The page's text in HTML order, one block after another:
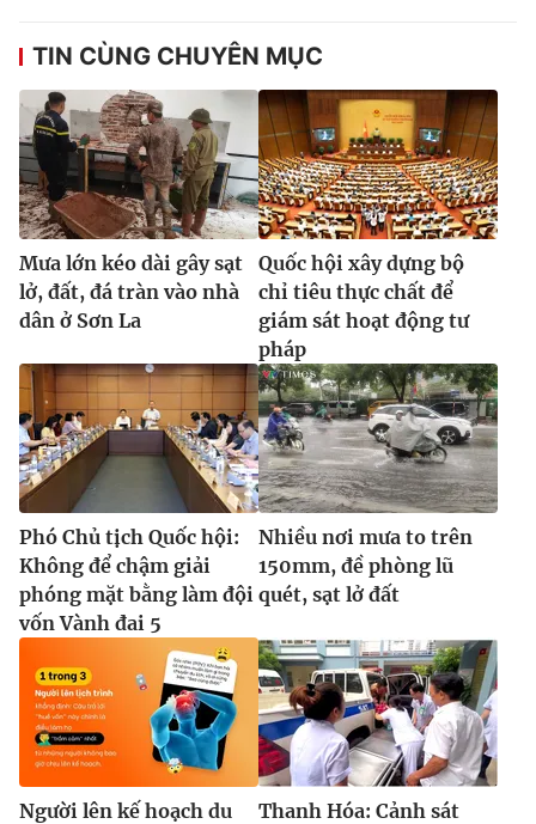
TIN CÙNG CHUYÊN MỤC
Mưa lớn kéo dài gây sạt
lở, đất, đá tràn vào nhà
dân ở Sơn La
Quốc hội xây dựng bộ
chỉ tiêu thực chất để
giám sát hoạt động tư
pháp
Phó Chủ tịch Quốc hội:
Không để chậm giải
phóng mặt bằng làm đội
vốn Vành đai 5
Nhiều nơi mưa to trên
150mm, đề phòng lũ
quét, sạt lở đất
Người lên kế hoạch du
Thanh Hóa: Cảnh sát